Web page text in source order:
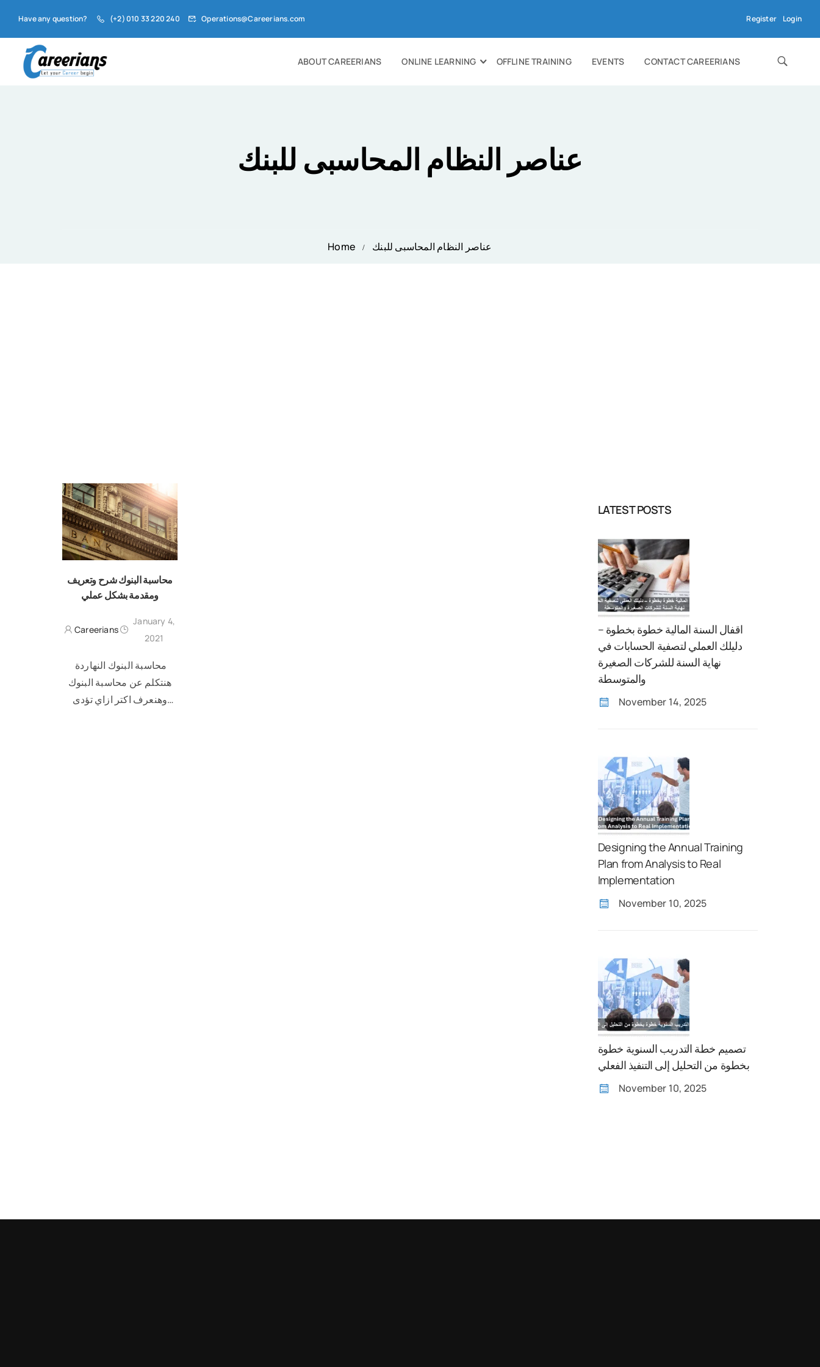
Have any question? (+2) 010 33 220 240 Operations@Careerians.com Register Login
ABOUT CAREERIANS ONLINE LEARNING OFFLINE TRAINING EVENTS CONTACT CAREERIANS
عناصر النظام المحاسبى للبنك
Home عناصر النظام المحاسبى للبنك
محاسبة البنوك شرح وتعريف
ومقدمة بشكل عملي
Careerians
January 4,
2021
هنتكلم عن محاسبة البنوك
وهنعرف اكتر ازاي تؤدى
LATEST POSTS
اقفال السنة المالية خطوة بخطوة –
دليلك العملي لتصفية الحسابات في
نهاية السنة للشركات الصغيرة
والمتوسطة
November 14, 2025
Designing the Annual Training
Plan from Analysis to Real
Implementation
November 10, 2025
تصميم خطة التدريب السنوية خطوة
بخطوة من التحليل إلى التنفيذ الفعلي
November 10, 2025